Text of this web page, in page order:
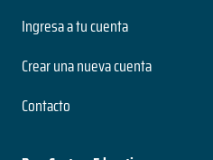
Ingresa a tu cuenta
Crear una nueva cuenta
Contacto